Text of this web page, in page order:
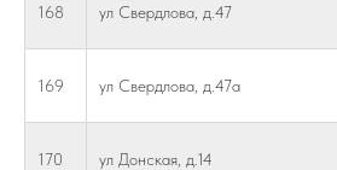
168 ул Свердлова, д.47
169 ул Свердлова, д.47а
170 ул Донская, д.14